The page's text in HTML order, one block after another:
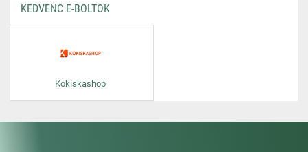
KEDVENC E-BOLTOK
Kokiskashop